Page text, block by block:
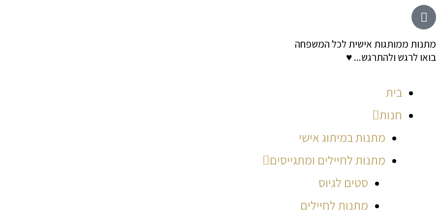
לתוכן
דילוג
לתוכן
מתנות ממותגות אישית לכל המשפחה
בואו לרגש ולהתרגש... ♥
בית
חנות
מתנות במיתוג אישי
מתנות לחיילים ומתגייסים
סטים לגיוס
מתנות לחיילים